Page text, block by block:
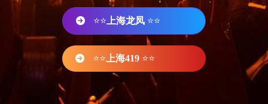
⭐⭐ 上海龙凤 ⭐⭐
⭐⭐ 上海419 ⭐⭐